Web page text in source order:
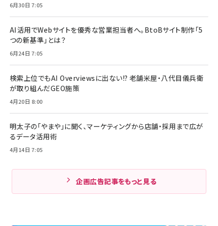
6月30日 7:05
AI活用でWebサイトを優秀な営業担当者へ。BtoBサイト制作「5
つの新基準」とは？
6月24日 7:05
検索上位でもAI Overviewsに出ない!? 老舗米屋・八代目儀兵衛
が取り組んだGEO施策
4月20日 8:00
明太子の「やまや」に聞く、マーケティングから店舗・採用まで広が
るデータ活用術
4月14日 7:05
企画広告記事をもっと見る